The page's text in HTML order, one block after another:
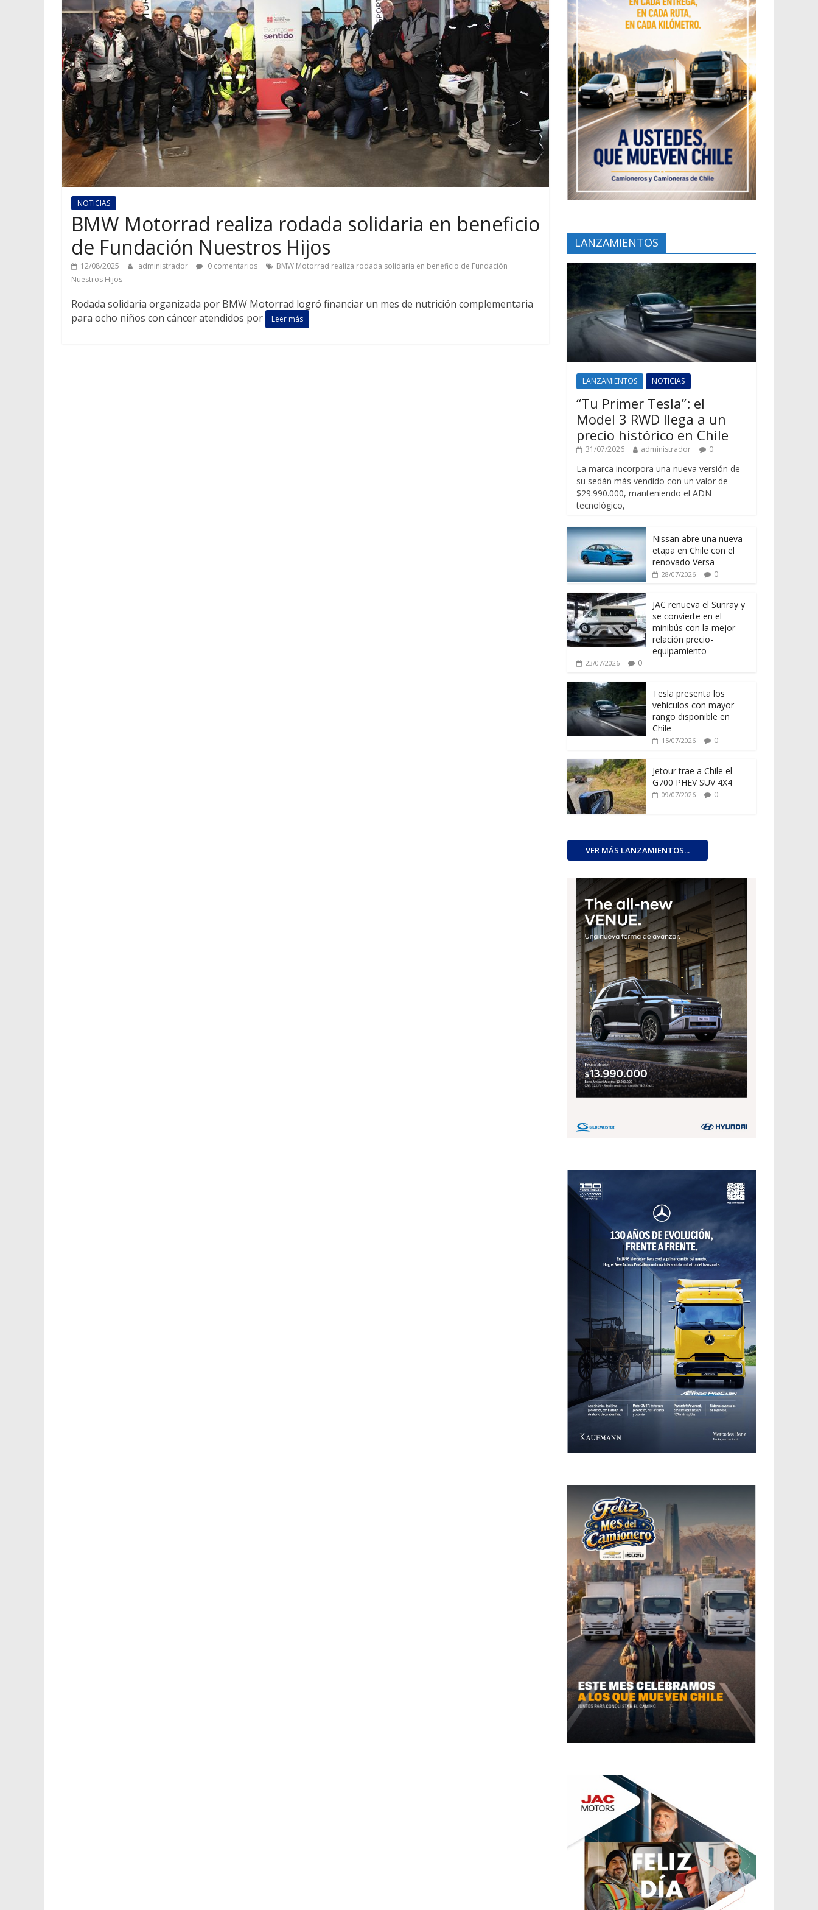
NOTICIAS
BMW Motorrad realiza rodada solidaria en beneficio
de Fundación Nuestros Hijos
12/08/2025 administrador 0 comentarios
BMW Motorrad realiza rodada solidaria en beneficio de Fundación
Nuestros Hijos
Rodada solidaria organizada por BMW Motorrad logró financiar un mes de nutrición complementaria
para ocho niños con cáncer atendidos por
Leer más
LANZAMIENTOS
LANZAMIENTOS NOTICIAS
“Tu Primer Tesla”: el
Model 3 RWD llega a un
precio histórico en Chile
31/07/2026 administrador 0
La marca incorpora una nueva versión de
su sedán más vendido con un valor de
$29.990.000, manteniendo el ADN
tecnológico,
Nissan abre una nueva
etapa en Chile con el
renovado Versa
28/07/2026 0
JAC renueva el Sunray y
se convierte en el
minibús con la mejor
relación precio-
equipamiento
23/07/2026 0
Tesla presenta los
vehículos con mayor
rango disponible en
Chile
15/07/2026 0
Jetour trae a Chile el
G700 PHEV SUV 4X4
09/07/2026 0
VER MÁS LANZAMIENTOS...